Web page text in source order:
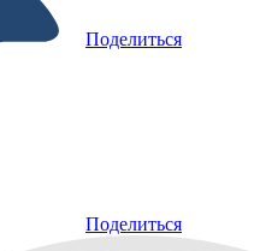
Поделиться
Поделиться